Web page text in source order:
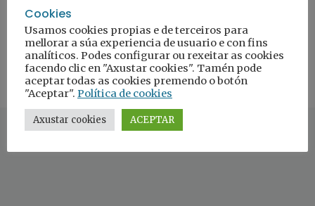
Formulario de inscripción
Cookies
Usamos cookies propias e de terceiros para
mellorar a súa experiencia de usuario e con fins
analíticos. Podes configurar ou rexeitar as cookies
facendo clic en "Axustar cookies". Tamén pode
aceptar todas as cookies premendo o botón
"Aceptar". Política de cookies
Axustar cookies ACEPTAR